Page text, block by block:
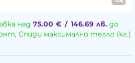
над 75.00 € / 146.69 лв.до
Спиди максимално тегло (кг.)